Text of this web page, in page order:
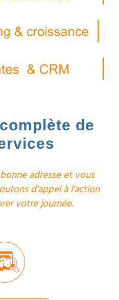
de
adresse et vous
d'appel à l'action
votre journée.